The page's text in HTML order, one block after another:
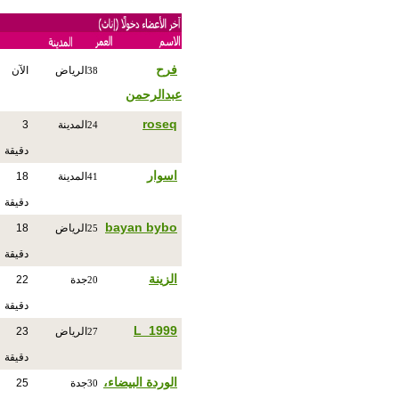
فرح
عبدالرحمن
38 الرياض الآن
roseq
24 المدينة 3
دقيقة
اسوار 41 المدينة 18
دقيقة
bayan bybo
25 الرياض 18
دقيقة
الزينة 20جدة 22
دقيقة
L_1999
27 الرياض 23
دقيقة
الوردة البيضاء، 30جدة 25